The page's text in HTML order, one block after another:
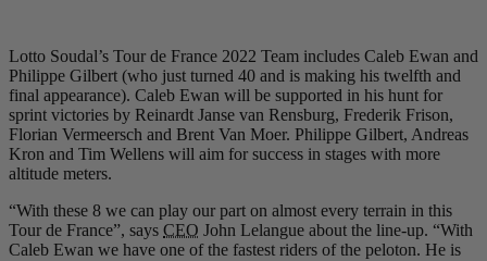
Lotto Soudal’s Tour de France 2022 Team includes Caleb Ewan and
Philippe Gilbert (who just turned 40 and is making his twelfth and
final appearance). Caleb Ewan will be supported in his hunt for
sprint victories by Reinardt Janse van Rensburg, Frederik Frison,
Florian Vermeersch and Brent Van Moer. Philippe Gilbert, Andreas
Kron and Tim Wellens will aim for success in stages with more
altitude meters.
“With these 8 we can play our part on almost every terrain in this
Tour de France”, says CEO John Lelangue about the line-up. “With
Caleb Ewan we have one of the fastest riders of the peloton. He is